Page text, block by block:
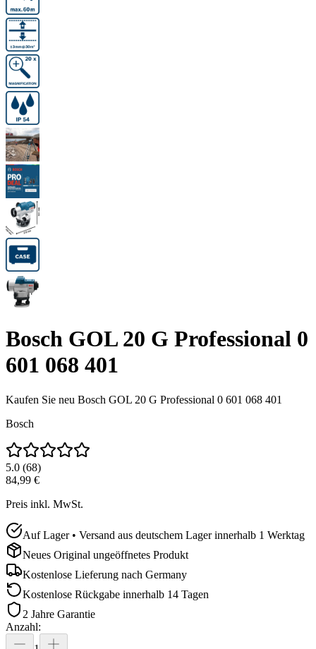
Bosch GOL 20 G Professional 0
601 068 401
Kaufen Sie neu Bosch GOL 20 G Professional 0 601 068 401
Bosch
5.0 (68)
84,99 €
Preis inkl. MwSt.
Auf Lager • Versand aus deutschem Lager innerhalb 1 Werktag
Neues Original ungeöffnetes Produkt
Kostenlose Lieferung nach Germany
Kostenlose Rückgabe innerhalb 14 Tagen
2 Jahre Garantie
Anzahl: